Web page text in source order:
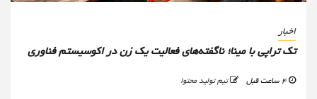
اخبار
تک تراپی با مینا؛ ناگفته‌های فعالیت یک زن در اکوسیستم فناوری
تیم تولید محتوا